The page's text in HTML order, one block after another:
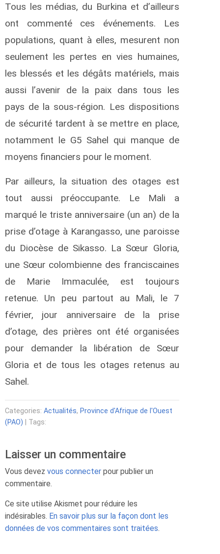
Tous les médias, du Burkina et d’ailleurs
ont commenté ces événements. Les
populations, quant à elles, mesurent non
seulement les pertes en vies humaines,
les blessés et les dégâts matériels, mais
aussi l’avenir de la paix dans tous les
pays de la sous-région. Les dispositions
de sécurité tardent à se mettre en place,
notamment le G5 Sahel qui manque de
moyens financiers pour le moment.
Par ailleurs, la situation des otages est
tout aussi préoccupante. Le Mali a
marqué le triste anniversaire (un an) de la
prise d’otage à Karangasso, une paroisse
du Diocèse de Sikasso. La Sœur Gloria,
une Sœur colombienne des franciscaines
de Marie Immaculée, est toujours
retenue. Un peu partout au Mali, le 7
février, jour anniversaire de la prise
d’otage, des prières ont été organisées
pour demander la libération de Sœur
Gloria et de tous les otages retenus au
Sahel.
Categories: Actualités, Province d'Afrique de l'Ouest
(PAO) | Tags:
Laisser un commentaire
Vous devez vous connecter pour publier un
commentaire.
Ce site utilise Akismet pour réduire les
indésirables. En savoir plus sur la façon dont les
données de vos commentaires sont traitées.